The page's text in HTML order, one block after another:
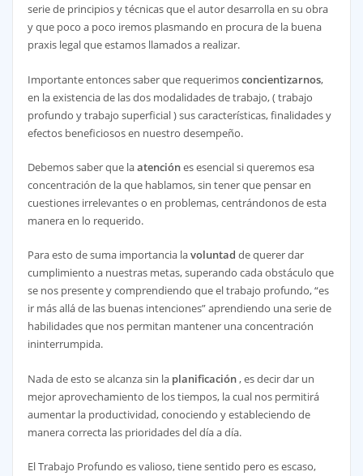
serie de principios y técnicas que el autor desarrolla en su obra
y que poco a poco iremos plasmando en procura de la buena
praxis legal que estamos llamados a realizar.
Importante entonces saber que requerimosconcientizarnos,
en la existencia de las dos modalidades de trabajo, ( trabajo
profundo y trabajo superficial ) sus características, finalidades y
efectos beneficiosos en nuestro desempeño.
Debemos saber que laatenciónes esencial si queremos esa
concentración de la que hablamos, sin tener que pensar en
cuestiones irrelevantes o en problemas, centrándonos de esta
manera en lo requerido.
Para esto de suma importancia lavoluntad de querer dar
cumplimiento a nuestras metas, superando cada obstáculo que
se nos presente y comprendiendo que el trabajo profundo, “es
ir más allá de las buenas intenciones” aprendiendo una serie de
habilidades que nos permitan mantener una concentración
ininterrumpida.
Nada de esto se alcanza sin la planificación, es decir dar un
mejor aprovechamiento de los tiempos, la cual nos permitirá
aumentar la productividad, conociendo y estableciendo de
manera correcta las prioridades del día a día.
El Trabajo Profundo es valioso, tiene sentido pero es escaso,